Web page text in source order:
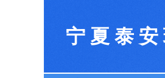
宁夏泰